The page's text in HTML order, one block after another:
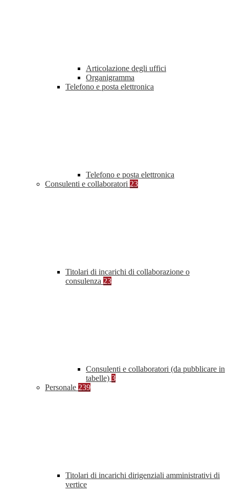
Articolazione degli uffici
Organigramma
Telefono e posta elettronica
Telefono e posta elettronica
Consulenti e collaboratori 23
Titolari di incarichi di collaborazione o
consulenza 23
Consulenti e collaboratori (da pubblicare in
tabelle) 3
Personale 239
Titolari di incarichi dirigenziali amministrativi di
vertice